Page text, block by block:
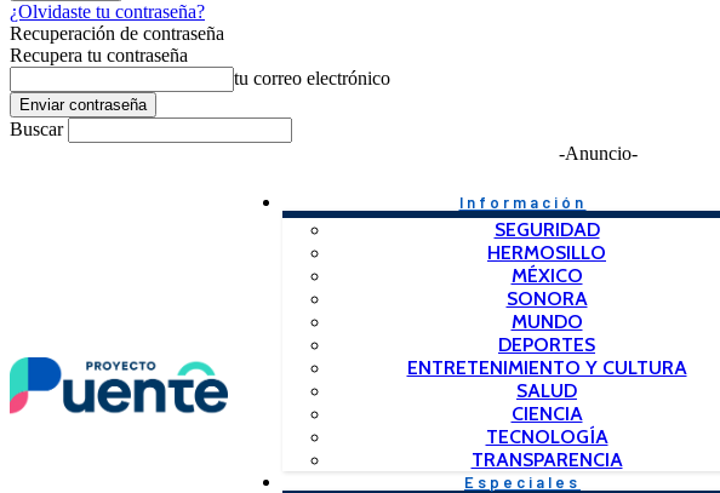
¿Olvidaste tu contraseña?
Recuperación de contraseña
Recupera tu contraseña
tu correo electrónico
Buscar
-Anuncio-
Información
SEGURIDAD
HERMOSILLO
MÉXICO
SONORA
MUNDO
DEPORTES
ENTRETENIMIENTO Y CULTURA
SALUD
CIENCIA
TECNOLOGÍA
TRANSPARENCIA
Especiales